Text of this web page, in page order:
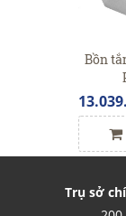
Bồn
Trụ sở